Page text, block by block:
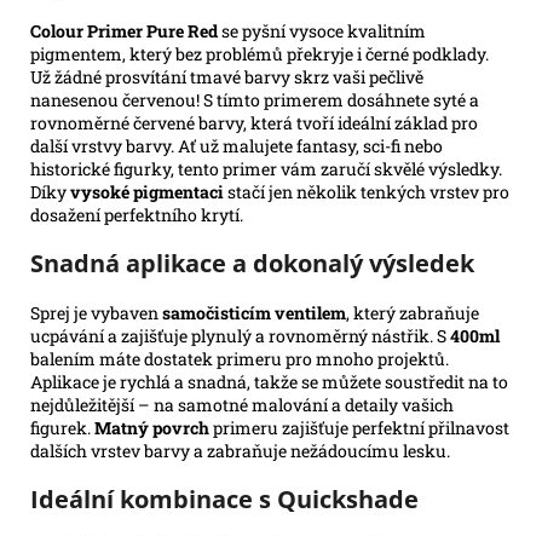
Colour Primer Pure Redse pyšní vysoce kvalitním
pigmentem, který bez problémů překryje i černé podklady.
Už žádné prosvítání tmavé barvy skrz vaši pečlivě
nanesenou červenou! S tímto primerem dosáhnete syté a
rovnoměrné červené barvy, která tvoří ideální základ pro
další vrstvy barvy. Ať už malujete fantasy, sci-fi nebo
historické figurky, tento primer vám zaručí skvělé výsledky.
Díkyvysoké pigmentacistačí jen několik tenkých vrstev pro
dosažení perfektního krytí.
Snadná aplikace a dokonalý výsledek
Sprej je vybavensamočisticím ventilem, který zabraňuje
ucpávání a zajišťuje plynulý a rovnoměrný nástřik. S400ml
balením máte dostatek primeru pro mnoho projektů.
Aplikace je rychlá a snadná, takže se můžete soustředit na to
nejdůležitější – na samotné malování a detaily vašich
figurek.Matný povrchprimeru zajišťuje perfektní přilnavost
dalších vrstev barvy a zabraňuje nežádoucímu lesku.
Ideální kombinace s Quickshade